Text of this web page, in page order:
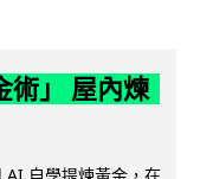
術」 屋內煉